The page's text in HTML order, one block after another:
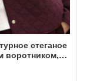
стеганое
воротником,
рукавами